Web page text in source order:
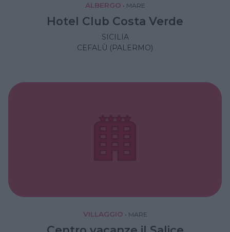
ALBERGO • MARE
Hotel Club Costa Verde
SICILIA
CEFALÙ (PALERMO)
VILLAGGIO • MARE